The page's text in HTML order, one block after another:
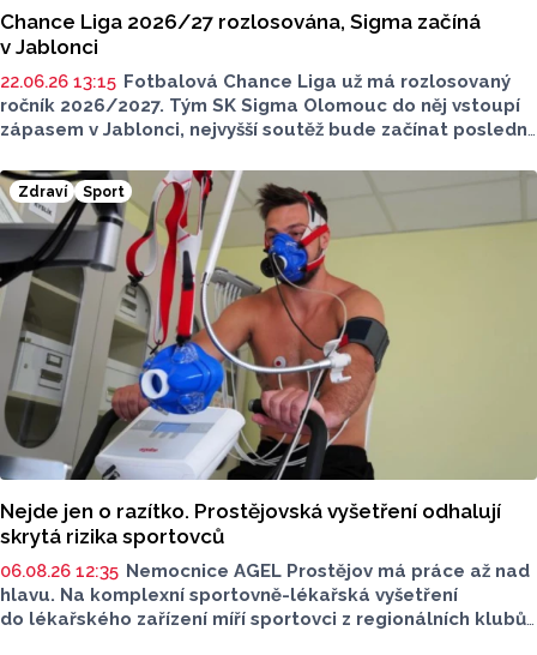
Chance Liga 2026/27 rozlosována, Sigma začíná
v Jablonci
22.06.26 13:15 Fotbalová Chance Liga už má rozlosovaný
ročník 2026/2027. Tým SK Sigma Olomouc do něj vstoupí
zápasem v Jablonci, nejvyšší soutěž bude začínat poslední
kole proti Mladé Boleslavi.
Zdraví Sport
Nejde jen o razítko. Prostějovská vyšetření odhalují
skrytá rizika sportovců
06.08.26 12:35 Nemocnice AGEL Prostějov má práce až nad
hlavu. Na komplexní sportovně-lékařská vyšetření
do lékařského zařízení míří sportovci z regionálních klubů,